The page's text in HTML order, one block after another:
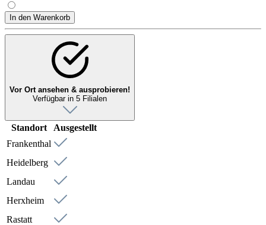
In den Warenkorb
Vor Ort ansehen & ausprobieren!
Verfügbar in 5 Filialen
Standort
Ausgestellt
Frankenthal
Heidelberg
Landau
Herxheim
Rastatt